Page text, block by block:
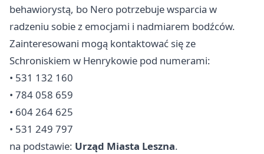
behawiorystą, bo Nero potrzebuje wsparcia w
radzeniu sobie z emocjami i nadmiarem bodźców.
Zainteresowani mogą kontaktować się ze
Schroniskiem w Henrykowie pod numerami:
• 531 132 160
• 784 058 659
• 604 264 625
• 531 249 797
na podstawie: Urząd Miasta Leszna.